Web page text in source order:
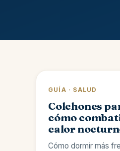
GUÍA · SALUD
Colchones
cómo
calor
Cómo dormir más